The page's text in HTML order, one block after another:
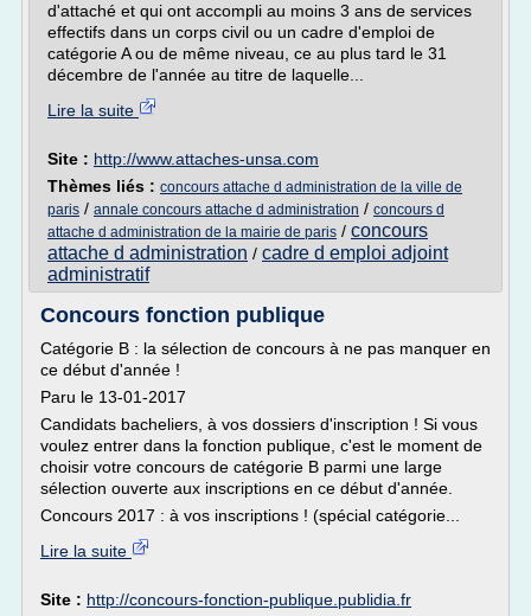
d'attaché et qui ont accompli au moins 3 ans de services
effectifs dans un corps civil ou un cadre d'emploi de
catégorie A ou de même niveau, ce au plus tard le 31
décembre de l'année au titre de laquelle...
Lire la suite
Site : http://www.attaches-unsa.com
Thèmes liés : concours attache d administration de la ville de
paris / annale concours attache d administration / concours d
attache d administration de la mairie de paris / concours
attache d administration / cadre d emploi adjoint
administratif
Concours fonction publique
Catégorie B : la sélection de concours à ne pas manquer en
ce début d'année !
Paru le 13-01-2017
Candidats bacheliers, à vos dossiers d'inscription ! Si vous
voulez entrer dans la fonction publique, c'est le moment de
choisir votre concours de catégorie B parmi une large
sélection ouverte aux inscriptions en ce début d'année.
Concours 2017 : à vos inscriptions ! (spécial catégorie...
Lire la suite
Site : http://concours-fonction-publique.publidia.fr